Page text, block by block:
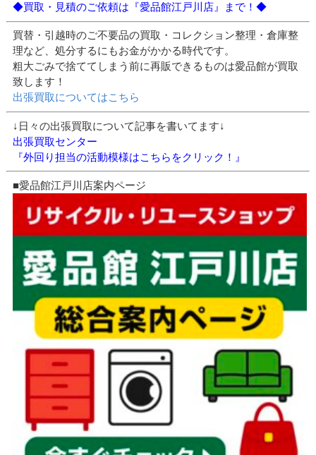
◆買取・見積のご依頼は『愛品館江戸川店』まで！◆
買替・引越時のご不要品の買取・コレクション整理・倉庫整
理など、処分するにもお金がかかる時代です。
粗大ごみで捨ててしまう前に再販できるものは愛品館が買取
致します！
出張買取についてはこちら
↓日々の出張買取について記事を書いてます↓
出張買取センター
『外回り担当の活動模様はこちらをクリック！』
■愛品館江戸川店案内ページ